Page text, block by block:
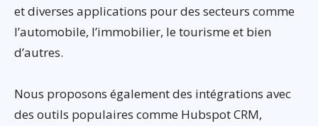
et diverses applications pour des secteurs comme
l’automobile, l’immobilier, le tourisme et bien
d’autres.
Nous proposons également des intégrations avec
des outils populaires comme Hubspot CRM,